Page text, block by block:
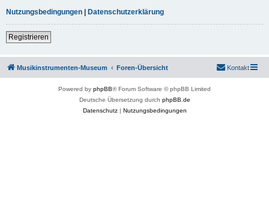
Nutzungsbedingungen | Datenschutzerklärung
Registrieren
Musikinstrumenten-Museum Foren-Übersicht Kontakt
Powered by phpBB® Forum Software © phpBB Limited
Deutsche Übersetzung durch phpBB.de
Datenschutz| Nutzungsbedingungen